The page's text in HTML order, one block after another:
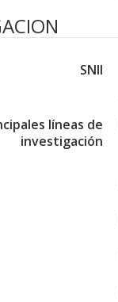
SNII
líneas de
investigación